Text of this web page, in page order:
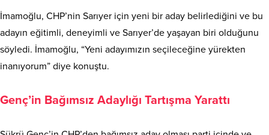
İmamoğlu, CHP’nin Sarıyer için yeni bir aday belirlediğini ve bu
adayın eğitimli, deneyimli ve Sarıyer’de yaşayan biri olduğunu
söyledi. İmamoğlu, “Yeni adayımızın seçileceğine yürekten
inanıyorum” diye konuştu.
Genç’in Bağımsız Adaylığı Tartışma Yarattı